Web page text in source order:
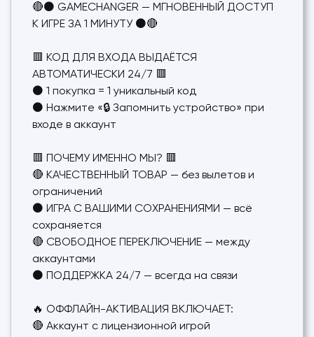
🔴⚫ GAMECHANGER — МГНОВЕННЫЙ ДОСТУП
К ИГРЕ ЗА 1 МИНУТУ ⚫🔴
🟥 КОД ДЛЯ ВХОДА ВЫДАЁТСЯ
АВТОМАТИЧЕСКИ 24/7 🟥
⚫ 1 покупка = 1 уникальный код
⚫ Нажмите «🔒 Запомнить устройство» при
входе в аккаунт
🟥 ПОЧЕМУ ИМЕННО МЫ? 🟥
🔴 КАЧЕСТВЕННЫЙ ТОВАР — без вылетов и
ограничений
⚫ ИГРА С ВАШИМИ СОХРАНЕНИЯМИ — всё
сохраняется
🔴 СВОБОДНОЕ ПЕРЕКЛЮЧЕНИЕ — между
аккаунтами
⚫ ПОДДЕРЖКА 24/7 — всегда на связи
🔥 ОФФЛАЙН-АКТИВАЦИЯ ВКЛЮЧАЕТ:
🔴 Аккаунт с лицензионной игрой